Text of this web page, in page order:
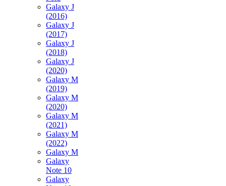
Galaxy J
(2016)
Galaxy J
(2017)
Galaxy J
(2018)
Galaxy J
(2020)
Galaxy M
(2019)
Galaxy M
(2020)
Galaxy M
(2021)
Galaxy M
(2022)
Galaxy M
Galaxy
Note 10
Galaxy